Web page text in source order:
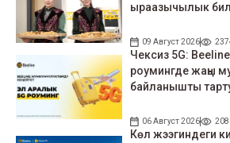
ыраазычылык
09 Август 2026
Чексиз 5G:
роумингде жаңы
байланышты
06 Август 2026 208
Көл жээгиндеги